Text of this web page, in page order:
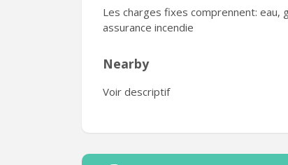
Les charges fixes comprennent:
assurance incendie
Nearby
Voir descriptif